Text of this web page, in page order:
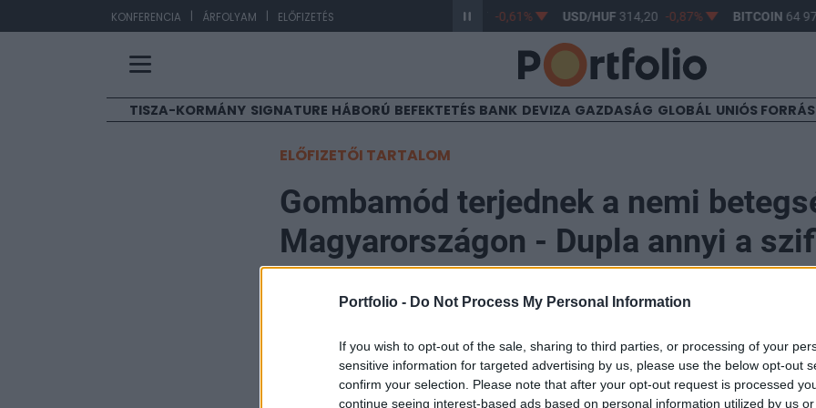
Portfolio - Do Not Process My Personal Information
If you wish to opt-out of the sale, sharing to third parties, or processing of your
sensitive information for targeted advertising by us, please use the below opt-out
confirm your selection. Please note that after your opt-out request is processed
continue seeing interest-based ads based on personal information utilized by us
KONFERENCIA | ÁRFOLYAM | ELŐFIZETÉS 363,17 -0,61% USD/HUF 314,20 -0,87% BITCOIN64
TISZA-KORMÁNY SIGNATURE HÁBORÚ BEFEKTETÉS BANK DEVIZA GAZDASÁG GLOBÁL UNIÓS
ELŐFIZETŐI TARTALOM
Gombamód terjednek a nemi
Magyarországon - Dupla annyi a
mint 10 éve
2025. június 11. 08:39
Európában és Magyarországon is folyamatosan emelkedik a regisztrált